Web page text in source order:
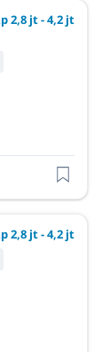
2,8 jt - 4,2 jt
2,8 jt - 4,2 jt